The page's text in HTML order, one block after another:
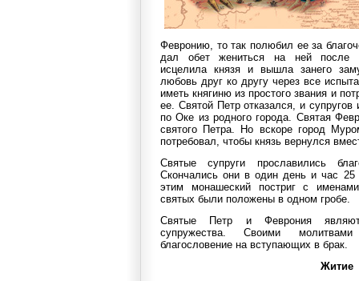
Февронию, то так полюбил ее за
дал обет жениться на ней после
исцелила князя и вышла занего
любовь друг ко другу через все
иметь княгиню из простого звания и
ее. Святой Петр отказался, и
по Оке из родного города. Святая
святого Петра. Но вскоре город
потребовал, чтобы князь вернулся
Святые супруги прославились
Скончались они в один день и час
этим монашеский постриг с
святых были положены в одном гробе.
Святые Петр и Феврония
супружества. Своими
благословение на вступающих в брак.
Житие